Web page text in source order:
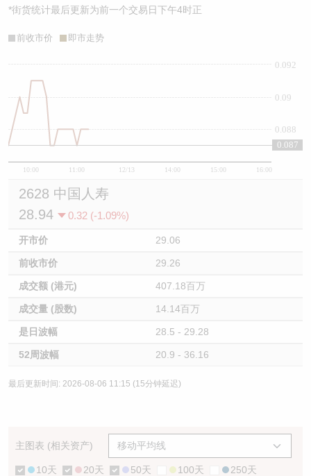
*街货统计最后更新为前一个交易日下午4时正
前收市价 即市走势
10:00 11:00 12/13 14:00 15:00 16:00
0.088
0.09
0.092
0.087
2628 中国人寿
28.94
0.32 (-1.09%)
开市价 29.06
前收市价 29.26
成交额 (港元) 407.18百万
成交量 (股数) 14.14百万
是日波幅 28.5 - 29.28
52周波幅 20.9 - 36.16
最后更新时间: 2026-08-06 11:15 (15分钟延迟)
主图表 (相关资产)
10天 20天 50天 100天 250天